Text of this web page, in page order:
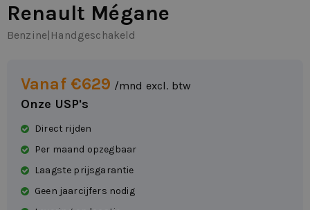
Renault Mégane
Benzine Handgeschakeld
Vanaf €629 /mnd excl. btw
Onze USP's
Direct rijden
Per maand opzegbaar
Laagste prijsgarantie
Geen jaarcijfers nodig